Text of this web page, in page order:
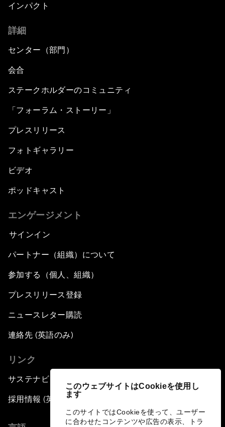
このウェブサイトはCookieを使用し
ます
このサイトではCookieを使って、ユーザー
に合わせたコンテンツや広告の表示、トラ
インパクト
詳細
センター（部門）
会合
ステークホルダーのコミュニティ
「フォーラム・ストーリー」
プレスリリース
フォトギャラリー
ビデオ
ポッドキャスト
エンゲージメント
サインイン
パートナー（組織）について
参加する（個人、組織）
プレスリリース登録
ニュースレター購読
連絡先 (英語のみ)
リンク
サステナビリティへの取り組み
採用情報 (英語のみ)